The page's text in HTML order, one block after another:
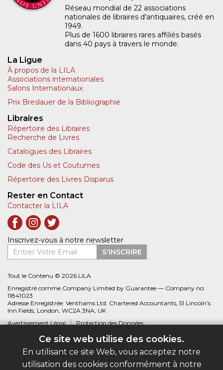
Ce site web utilise des cookies.
En utilisant ce site Web, vous acceptez notre
utilisation des cookies conformément à notre
Réseau mondial de 22 associations
nationales de libraires d’antiquaires, créé en
1949.
Plus de 1600 libraires rares affiliés basés
dans 40 pays à travers le monde.
La Ligue
À propos de la LILA
Associations internationales
Salons Internationaux
Prix Breslauer de la Bibliographie
Libraires
Répertoire des Libraires
Recherche de Livres
Catalogues des Libraires
Code des Us et Coutumes
Répertoire des Livres Disparus
Rester en Contact
Contacter la LILA
Inscrivez-vous à notre newsletter
Entrer Votre Email
S'INSCRIRE
Tout le Contenu © 2026 LILA
Enregistré comme Company Limited by Guarantee — Company no:
11841023
Adresse Enregistrée: Venthams Ltd. Chartered Accountants, 51 Lincoln’s
Inn Fields, London, WC2A 3NA, UK
Avertissement Légal
Protection des Données